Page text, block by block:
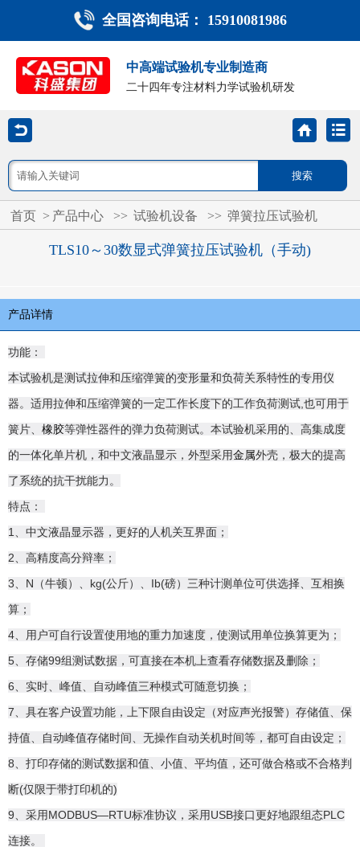
全国咨询电话： 15910081986
中高端试验机专业制造商
二十四年专注材料力学试验机研发
首页 > 产品中心 >> 试验机设备 >> 弹簧拉压试验机
TLS10～30数显式弹簧拉压试验机（手动)
产品详情
功能：
本试验机是测试拉伸和压缩弹簧的变形量和负荷关系特性的专用仪
器。适用拉伸和压缩弹簧的一定工作长度下的工作负荷测试,也可用于
簧片、 橡胶等弹性器件的弹力负荷测试。本试验机采用的、高集成度
的一体化单片机，和中文液晶显示，外型采用金属外壳，极大的提高
了系统的抗干扰能力。
特点：
1、中文液晶显示器，更好的人机关互界面；
2、高精度高分辩率；
3、N（牛顿）、kg(公斤）、Ib(磅）三种计测单位可供选择、互相换
算；
4、用户可自行设置使用地的重力加速度，使测试用单位换算更为；
5、存储99组测试数据，可直接在本机上查看存储数据及删除；
6、实时、峰值、自动峰值三种模式可随意切换；
7、具在客户设置功能，上下限自由设定（对应声光报警）存储值、保
持值、自动峰值存储时间、无操作自动关机时间等，都可自由设定；
8、打印存储的测试数据和值、小值、平均值，还可做合格或不合格判
断(仅限于带打印机的)
9、采用MODBUS—RTU标准协议，采用USB接口更好地跟组态PLC
连接。